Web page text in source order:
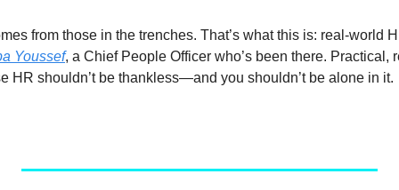
from those in the trenches. That’s what this is: real-world
Youssef, a Chief People Officer who’s been there. Practical,
HR shouldn’t be thankless—and you shouldn’t be alone in it.